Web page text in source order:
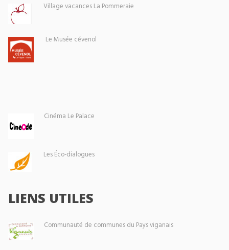
Village vacances La Pommeraie
Le Musée cévenol
Cinéma Le Palace
Les Éco-dialogues
LIENS UTILES
Communauté de communes du Pays viganais